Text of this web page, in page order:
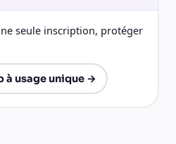
seule inscription, protéger
à usage unique →